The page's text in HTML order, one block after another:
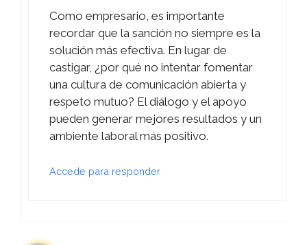
Como empresario, es importante
recordar que la sanción no siempre es la
solución más efectiva. En lugar de
castigar, ¿por qué no intentar fomentar
una cultura de comunicación abierta y
respeto mutuo? El diálogo y el apoyo
pueden generar mejores resultados y un
ambiente laboral más positivo.
Accede para responder